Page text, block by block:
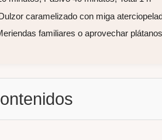
caramelizado con miga
familiares o aprovechar